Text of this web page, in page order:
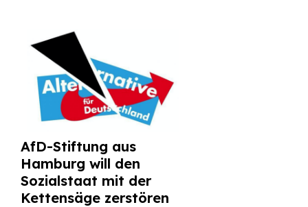
AfD-Stiftung aus
Hamburg will den
Sozialstaat mit der
Kettensäge zerstören